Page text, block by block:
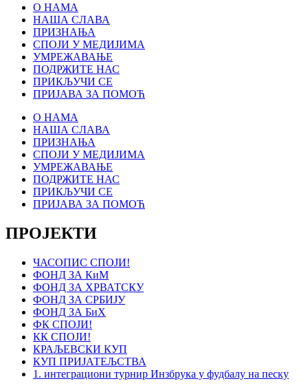
О НАМА
НАША СЛАВА
ПРИЗНАЊА
СПОЈИ У МЕДИЈИМА
УМРЕЖАВАЊЕ
ПОДРЖИТЕ НАС
ПРИКЉУЧИ СЕ
ПРИЈАВА ЗА ПОМОЋ
О НАМА
НАША СЛАВА
ПРИЗНАЊА
СПОЈИ У МЕДИЈИМА
УМРЕЖАВАЊЕ
ПОДРЖИТЕ НАС
ПРИКЉУЧИ СЕ
ПРИЈАВА ЗА ПОМОЋ
ПРОЈЕКТИ
ЧАСОПИС СПОЈИ!
ФОНД ЗА КиМ
ФОНД ЗА ХРВАТСКУ
ФОНД ЗА СРБИЈУ
ФОНД ЗА БиХ
ФК СПОЈИ!
КК СПОЈИ!
КРАЉЕВСКИ КУП
КУП ПРИЈАТЕЉСТВА
1. интеграциони турнир Инзбрука у фудбалу на песку